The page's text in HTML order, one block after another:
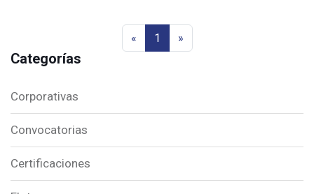
« 1 »
Categorías
Corporativas
Convocatorias
Certificaciones